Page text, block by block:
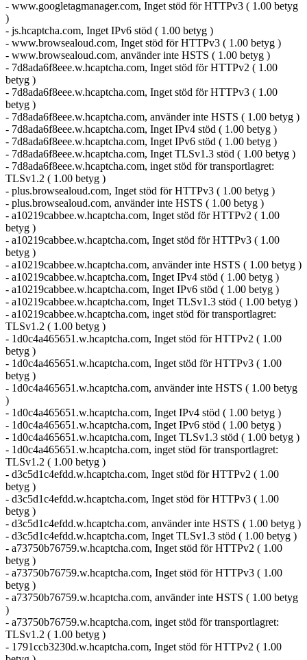
- www.googletagmanager.com, Inget stöd för HTTPv3 ( 1.00 betyg
)
- js.hcaptcha.com, Inget IPv6 stöd ( 1.00 betyg )
- www.browsealoud.com, Inget stöd för HTTPv3 ( 1.00 betyg )
- www.browsealoud.com, använder inte HSTS ( 1.00 betyg )
- 7d8ada6f8eee.w.hcaptcha.com, Inget stöd för HTTPv2 ( 1.00
betyg )
- 7d8ada6f8eee.w.hcaptcha.com, Inget stöd för HTTPv3 ( 1.00
betyg )
- 7d8ada6f8eee.w.hcaptcha.com, använder inte HSTS ( 1.00 betyg )
- 7d8ada6f8eee.w.hcaptcha.com, Inget IPv4 stöd ( 1.00 betyg )
- 7d8ada6f8eee.w.hcaptcha.com, Inget IPv6 stöd ( 1.00 betyg )
- 7d8ada6f8eee.w.hcaptcha.com, Inget TLSv1.3 stöd ( 1.00 betyg )
- 7d8ada6f8eee.w.hcaptcha.com, inget stöd för transportlagret:
TLSv1.2 ( 1.00 betyg )
- plus.browsealoud.com, Inget stöd för HTTPv3 ( 1.00 betyg )
- plus.browsealoud.com, använder inte HSTS ( 1.00 betyg )
- a10219cabbee.w.hcaptcha.com, Inget stöd för HTTPv2 ( 1.00
betyg )
- a10219cabbee.w.hcaptcha.com, Inget stöd för HTTPv3 ( 1.00
betyg )
- a10219cabbee.w.hcaptcha.com, använder inte HSTS ( 1.00 betyg )
- a10219cabbee.w.hcaptcha.com, Inget IPv4 stöd ( 1.00 betyg )
- a10219cabbee.w.hcaptcha.com, Inget IPv6 stöd ( 1.00 betyg )
- a10219cabbee.w.hcaptcha.com, Inget TLSv1.3 stöd ( 1.00 betyg )
- a10219cabbee.w.hcaptcha.com, inget stöd för transportlagret:
TLSv1.2 ( 1.00 betyg )
- 1d0c4a465651.w.hcaptcha.com, Inget stöd för HTTPv2 ( 1.00
betyg )
- 1d0c4a465651.w.hcaptcha.com, Inget stöd för HTTPv3 ( 1.00
betyg )
- 1d0c4a465651.w.hcaptcha.com, använder inte HSTS ( 1.00 betyg
)
- 1d0c4a465651.w.hcaptcha.com, Inget IPv4 stöd ( 1.00 betyg )
- 1d0c4a465651.w.hcaptcha.com, Inget IPv6 stöd ( 1.00 betyg )
- 1d0c4a465651.w.hcaptcha.com, Inget TLSv1.3 stöd ( 1.00 betyg )
- 1d0c4a465651.w.hcaptcha.com, inget stöd för transportlagret:
TLSv1.2 ( 1.00 betyg )
- d3c5d1c4efdd.w.hcaptcha.com, Inget stöd för HTTPv2 ( 1.00
betyg )
- d3c5d1c4efdd.w.hcaptcha.com, Inget stöd för HTTPv3 ( 1.00
betyg )
- d3c5d1c4efdd.w.hcaptcha.com, använder inte HSTS ( 1.00 betyg )
- d3c5d1c4efdd.w.hcaptcha.com, Inget TLSv1.3 stöd ( 1.00 betyg )
- a73750b76759.w.hcaptcha.com, Inget stöd för HTTPv2 ( 1.00
betyg )
- a73750b76759.w.hcaptcha.com, Inget stöd för HTTPv3 ( 1.00
betyg )
- a73750b76759.w.hcaptcha.com, använder inte HSTS ( 1.00 betyg
)
- a73750b76759.w.hcaptcha.com, inget stöd för transportlagret:
TLSv1.2 ( 1.00 betyg )
- 1791ccb3230d.w.hcaptcha.com, Inget stöd för HTTPv2 ( 1.00